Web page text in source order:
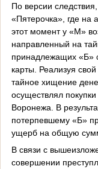
По версии
«Пятерочка», где на
этот момент у «М»
направленный на
принадлежащих «Б»
карты. Реализуя
тайное хищение
осуществлял
Воронежа. В
потерпевшему «Б»
ущерб на общую
В связи с
совершении